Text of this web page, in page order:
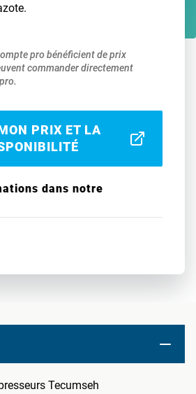
pro bénéficient de prix
commander directement
PRIX ET LA
dans notre
Tecumseh